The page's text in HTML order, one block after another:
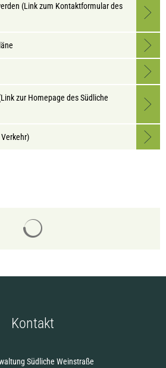
(Link zum Kontaktformular des
zur Homepage des Südliche
Kontakt
Südliche Weinstraße